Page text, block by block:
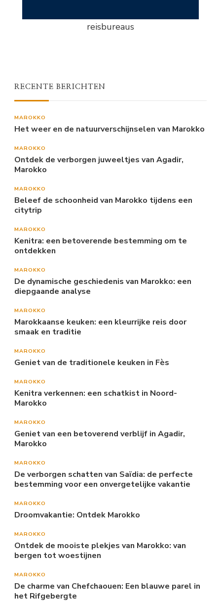
reisbureaus
RECENTE BERICHTEN
MAROKKO
Het weer en de natuurverschijnselen van Marokko
MAROKKO
Ontdek de verborgen juweeltjes van Agadir,
Marokko
MAROKKO
Beleef de schoonheid van Marokko tijdens een
citytrip
MAROKKO
Kenitra: een betoverende bestemming om te
ontdekken
MAROKKO
De dynamische geschiedenis van Marokko: een
diepgaande analyse
MAROKKO
Marokkaanse keuken: een kleurrijke reis door
smaak en traditie
MAROKKO
Geniet van de traditionele keuken in Fès
MAROKKO
Kenitra verkennen: een schatkist in Noord-
Marokko
MAROKKO
Geniet van een betoverend verblijf in Agadir,
Marokko
MAROKKO
De verborgen schatten van Saïdia: de perfecte
bestemming voor een onvergetelijke vakantie
MAROKKO
Droomvakantie: Ontdek Marokko
MAROKKO
Ontdek de mooiste plekjes van Marokko: van
bergen tot woestijnen
MAROKKO
De charme van Chefchaouen: Een blauwe parel in
het Rifgebergte